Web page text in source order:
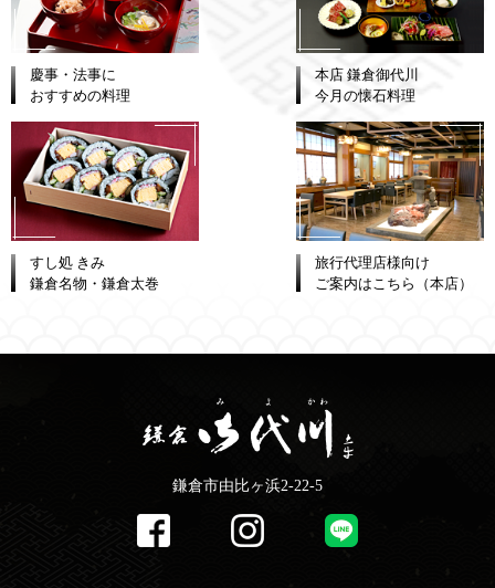
慶事・法事に
おすすめの料理
本店 鎌倉御代川
今月の懐石料理
すし処 きみ
鎌倉名物・鎌倉太巻
旅行代理店様向け
ご案内はこちら（本店）
鎌倉市由比ヶ浜2-22-5